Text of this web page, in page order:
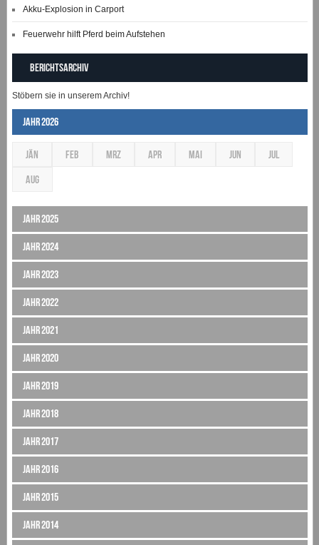
Akku-Explosion in Carport
Feuerwehr hilft Pferd beim Aufstehen
Berichtsarchiv
Stöbern sie in unserem Archiv!
Jahr 2026
JÄN FEB MRZ APR MAI JUN JUL
AUG
Jahr 2025
Jahr 2024
Jahr 2023
Jahr 2022
Jahr 2021
Jahr 2020
Jahr 2019
Jahr 2018
Jahr 2017
Jahr 2016
Jahr 2015
Jahr 2014